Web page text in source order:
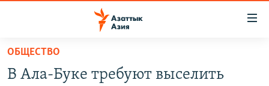
Вернуться
основному
ОБЩЕСТВО
В Ала-Буке требуют выселить